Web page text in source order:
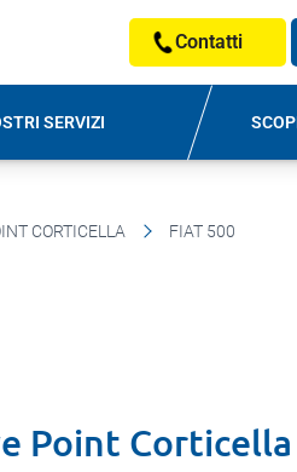
Contatti
SERVIZI
CORTICELLA FIAT 500
Point Corticella